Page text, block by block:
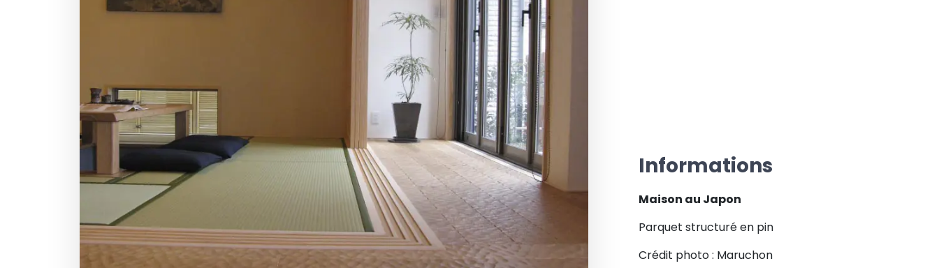
Informations
Maison au Japon
Parquet structuré en pin
Crédit photo : Maruchon